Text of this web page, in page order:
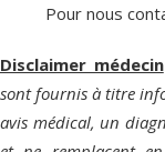
Pour nous
Disclaimer médecin
sont fournis à titre
avis médical, un